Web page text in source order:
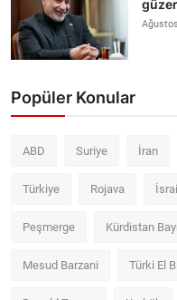
Popüler Konular
ABD Suriye İran
Türkiye Rojava İsrail
Peşmerge Kürdistan
Mesud Barzani Türki El